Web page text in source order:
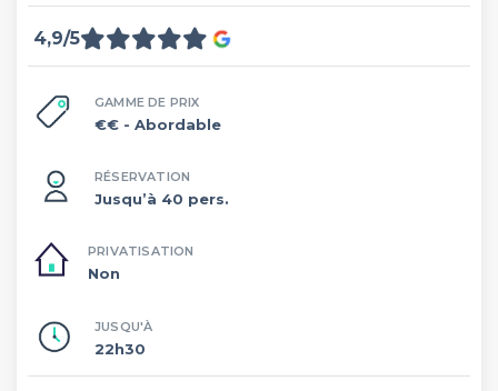
4,9/5
GAMME DE PRIX
€€ - Abordable
RÉSERVATION
Jusqu’à 40 pers.
PRIVATISATION
Non
JUSQU'À
22h30